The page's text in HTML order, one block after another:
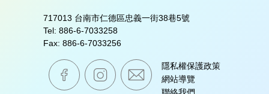
717013 台南市仁德區忠義一街38巷5號
Tel: 886-6-7033258
Fax: 886-6-7033256
嘉威生活臉書粉絲專業
嘉威生活instagram
mail
隱私權保護政策
網站導覽